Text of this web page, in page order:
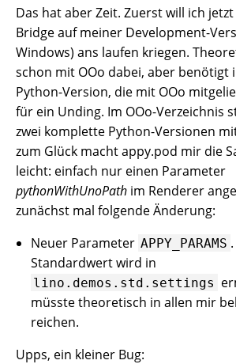
Das hat aber Zeit. Zuerst will ich
Bridge auf meiner Development-
Windows) ans laufen kriegen.
schon mit OOo dabei, aber benötigt
Python-Version, die mit OOo
für ein Unding. Im OOo-Verzeichnis
zwei komplette Python-Versionen
zum Glück macht appy.pod mir die
leicht: einfach nur einen Parameter
pythonWithUnoPath im Renderer
zunächst mal folgende Änderung:
Neuer Parameter APPY_PARAMS
Standardwert wird in
lino.demos.std.settings
müsste theoretisch in allen mir
reichen.
Upps, ein kleiner Bug: